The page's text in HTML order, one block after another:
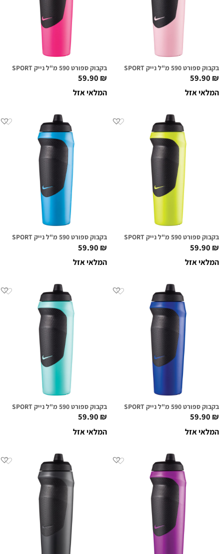
בקבוק ספורט 590 מ"ל נייק NIKE HYPERSPORT ורוד בהיר
59.90₪
המלאי אזל
בקבוק ספורט 590 מ"ל נייק NIKE HYPERSPORT ורוד חם
59.90₪
המלאי אזל
בקבוק ספורט 590 מ"ל נייק NIKE HYPERSPORT ירוק אטומי
59.90₪
המלאי אזל
בקבוק ספורט 590 מ"ל נייק NIKE HYPERSPORT כחול לגון
59.90₪
המלאי אזל
בקבוק ספורט 590 מ"ל נייק NIKE HYPERSPORT כחול רויאל
59.90₪
המלאי אזל
בקבוק ספורט 590 מ"ל נייק NIKE HYPERSPORT מנטה
59.90₪
המלאי אזל